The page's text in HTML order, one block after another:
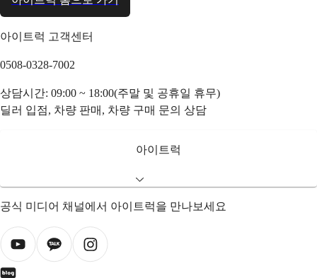
아이트럭 고객센터
0508-0328-7002
상담시간: 09:00 ~ 18:00(주말 및 공휴일 휴무)
딜러 입점, 차량 판매, 차량 구매 문의 상담
아이트럭
공식 미디어 채널에서 아이트럭을 만나보세요